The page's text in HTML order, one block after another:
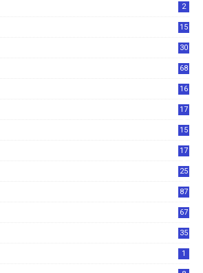
2
15
30
68
16
17
15
17
25
87
67
35
1